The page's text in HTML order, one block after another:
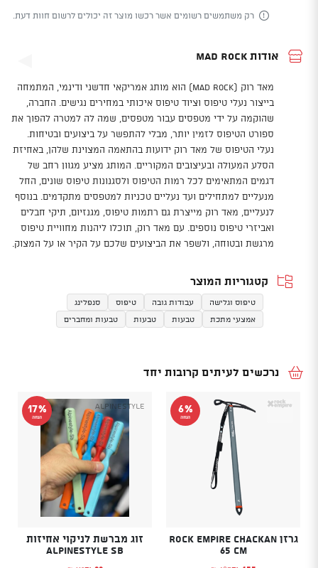
רק משתמשים רשומים אשר רכשו מוצר זה יכולים לרשום חוות דעת.
אודות Mad Rock
מאד רוק (Mad Rock) הוא מותג אמריקאי חדשני ודינמי, המתמחה
בייצור נעלי טיפוס וציוד טיפוס איכותי במחירים נגישים. החברה,
שהוקמה על ידי מטפסים עבור מטפסים, שמה לה למטרה להפוך את
ספורט הטיפוס לזמין יותר, מבלי להתפשר על ביצועים ובטיחות.
נעלי הטיפוס של מאד רוק ידועות בהתאמה המצוינת שלהן, באחיזת
הסלע המעולה ובעיצובים המקוריים. המותג מציע מגוון רחב של
דגמים המתאימים לכל רמות הטיפוס ולסגנונות טיפוס שונים, החל
מנעליים למתחילים ועד נעליים טכניות למטפסים מתקדמים. בנוסף
לנעליים, מאד רוק מייצרת גם רתמות טיפוס, מגנזיום, תיקי חבלים
ואביזרי טיפוס נוספים. עם מאד רוק, תוכלו ליהנות מחוויית טיפוס
מרגשת ובטוחה, ולשפר את הביצועים שלכם על הקיר או על המצוק.
קטגוריות המוצר
טיפוס וגלישה עבודות גובה טיפוס
סנפלינג
אמצעי מתכת
טבעות טבעות טבעות ומחברים
נרכשים לעיתים קרובות יחד
6%
הנחה
גרזן Rock Empire Chackan
65 cm
17%
הנחה
Alpinestyle
זוג מברשת לניקוי אחיזות
Alpinestyle Sb